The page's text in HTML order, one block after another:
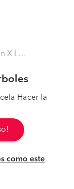
Hacer la
como este